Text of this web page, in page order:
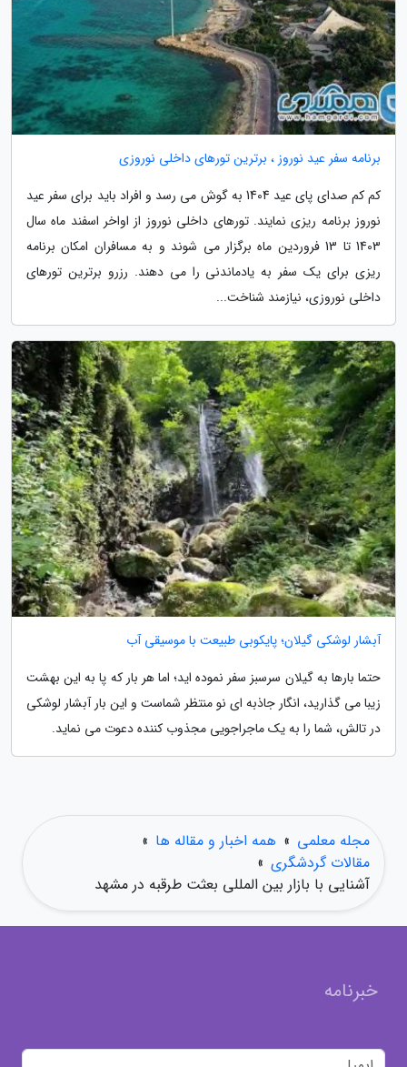
برنامه سفر عید نوروز ، برترین تورهای داخلی نوروزی
کم کم صدای پای عید 1404 به گوش می رسد و افراد باید برای سفر عید
نوروز برنامه ریزی نمایند. تورهای داخلی نوروز از اواخر اسفند ماه سال
1403 تا 13 فروردین ماه برگزار می شوند و به مسافران امکان برنامه
ریزی برای یک سفر به یادماندنی را می دهند. رزرو برترین تورهای
داخلی نوروزی، نیازمند شناخت...
آبشار لوشکی گیلان؛ پایکوبی طبیعت با موسیقی آب
حتما بارها به گیلان سرسبز سفر نموده اید؛ اما هر بار که پا به این بهشت
زیبا می گذارید، انگار جاذبه ای نو منتظر شماست و این بار آبشار لوشکی
در تالش، شما را به یک ماجراجویی مجذوب کننده دعوت می نماید.
مجله معلمی » همه اخبار و مقاله ها »
مقالات گردشگری »
آشنایی با بازار بین المللی بعثت طرقبه در مشهد
خبرنامه